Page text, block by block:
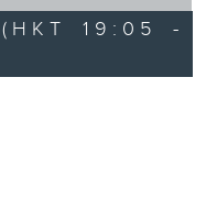
19:05 -